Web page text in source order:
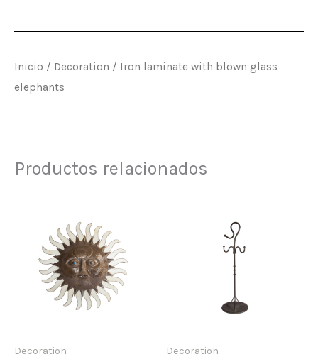
Inicio / Decoration / Iron laminate with blown glass
elephants
Productos relacionados
Decoration Decoration